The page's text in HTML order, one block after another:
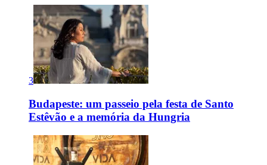
3
Budapeste: um passeio pela festa de Santo
Estêvão e a memória da Hungria